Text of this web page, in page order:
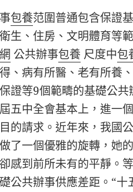
包養范圍普通包含保證
生、住房、文明體育等
公共辦事包養 尺度中包
、病有所醫、老有所養
證等9個範疇的基礎公
五中全會基本上，進一
的請求。近年來，我國
了一個優雅的旋轉，她
感到前所未有的平靜。
公共辦事供應差距。“